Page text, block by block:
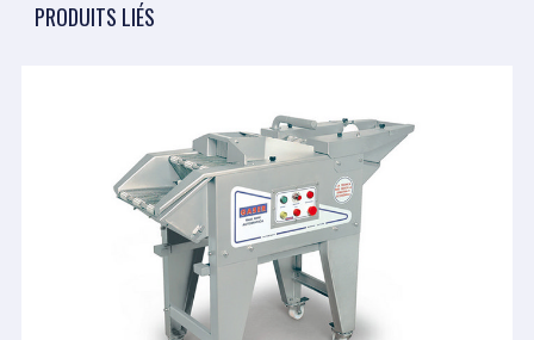
PRODUITS LIÉS